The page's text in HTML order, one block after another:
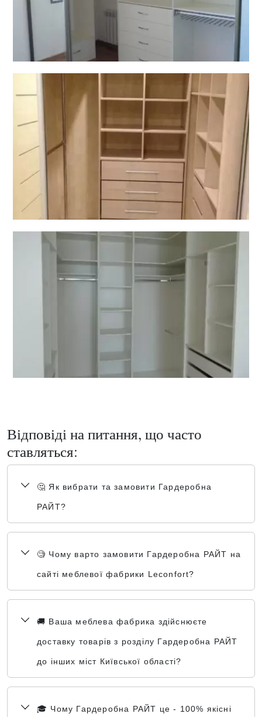
Відповіді на питання, що часто
ставляться:
🤔 Як вибрати та замовити Гардеробна
РАЙТ?
🧐 Чому варто замовити Гардеробна РАЙТ на
сайті меблевої фабрики Leconfort?
🚚 Ваша меблева фабрика здійснюєте
доставку товарів з розділу Гардеробна РАЙТ
до інших міст Київської області?
🎓 Чому Гардеробна РАЙТ це - 100% якісні